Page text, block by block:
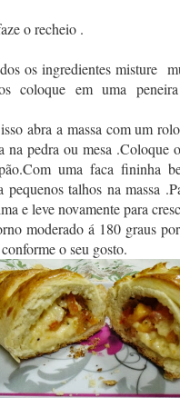
o recheio .
os ingredientes misture
coloque em uma
abra a massa com um
na pedra ou mesa .Coloque
uma faca fininha
pequenos talhos na massa
e leve novamente para
moderado á 180 graus
o seu gosto.